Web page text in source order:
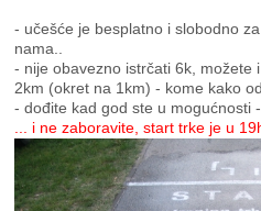
- učešće je besplatno i slobodno
nama..
- nije obavezno istrčati 6k, možete
2km (okret na 1km) - kome kako
- dođite kad god ste u mogućnosti
... i ne zaboravite, start trke je u